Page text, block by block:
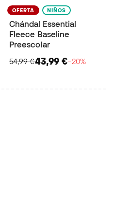
OFERTA NIÑOS
Chándal Essential
Fleece Baseline
Preescolar
54,99 €43,99 €−20%